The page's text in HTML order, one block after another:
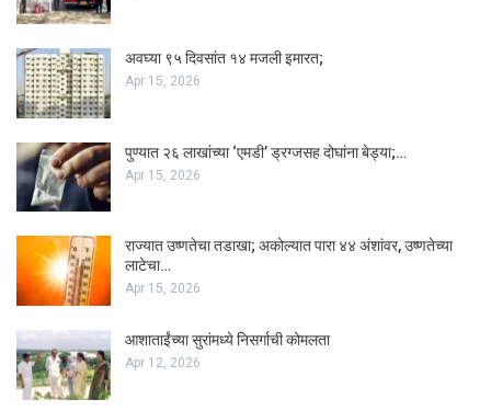
अवघ्या ९५ दिवसांत १४ मजली इमारत;
Apr 15, 2026
पुण्यात २६ लाखांच्या ‘एमडी’ ड्रग्जसह दोघांना बेड्या;…
Apr 15, 2026
राज्यात उष्णतेचा तडाखा; अकोल्यात पारा ४४ अंशांवर, उष्णतेच्या
लाटेचा…
Apr 15, 2026
आशाताईंच्या सुरांमध्ये निसर्गाची कोमलता
Apr 12, 2026